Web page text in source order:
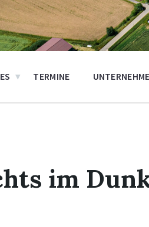
TERMINE
im